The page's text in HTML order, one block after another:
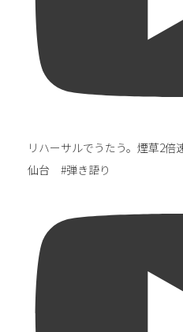
リハーサルでうたう。煙草2
仙台 #弾き語り